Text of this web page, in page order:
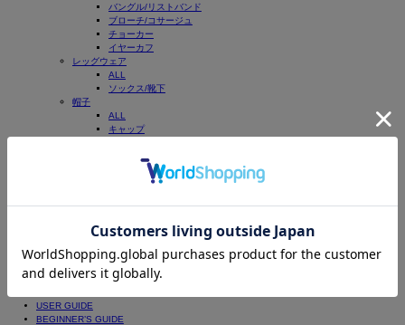
バングル/リストバンド
ブローチ/コサージュ
チョーカー
イヤーカフ
レッグウェア
ALL
ソックス/靴下
帽子
ALL
キャップ
福袋/福箱
その他
STAFF STYLING
USER GUIDE
BEGINNER’S GUIDE